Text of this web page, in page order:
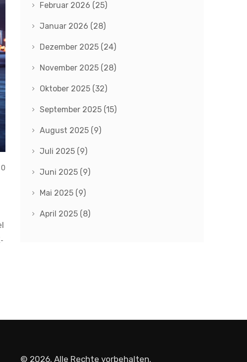
0
Februar 2026 (25)
Januar 2026 (28)
Dezember 2025 (24)
November 2025 (28)
Oktober 2025 (32)
September 2025 (15)
August 2025 (9)
Juli 2025 (9)
Juni 2025 (9)
Mai 2025 (9)
April 2025 (8)
© 2026. Alle Rechte vorbehalten.